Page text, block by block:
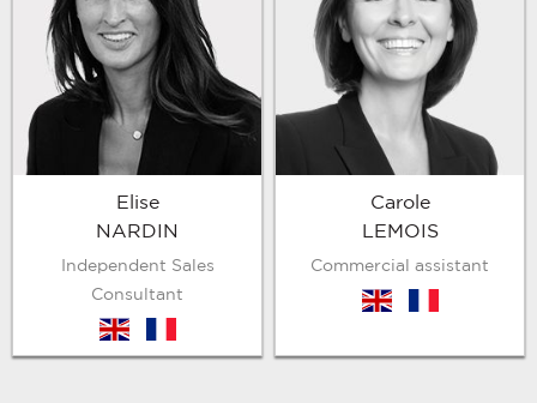
Elise
NARDIN
Independent Sales
Consultant
en
Carole
LEMOIS
Commercial assistant
en